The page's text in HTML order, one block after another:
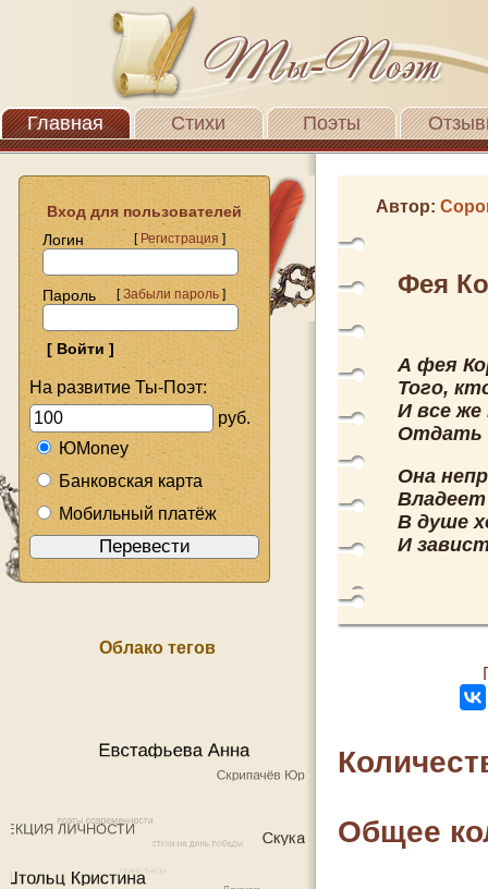
Главная Стихи Поэты
Вход для пользователей
Логин
[Регистрация]
Пароль [Забыли пароль]
На развитие Ты-Поэт:
руб.
ЮMoney
Банковская карта
Мобильный платёж
Облако тегов
Автор:
Фея
А фея
Того,
И все
Отдать
Она
В душе
И
Общее